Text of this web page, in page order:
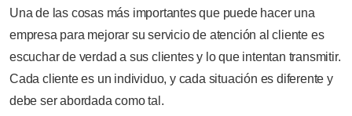
Una de las cosas más importantes que puede hacer una
empresa para mejorar su servicio de atención al cliente es
escuchar de verdad a sus clientes y lo que intentan transmitir.
Cada cliente es un individuo, y cada situación es diferente y
debe ser abordada como tal.